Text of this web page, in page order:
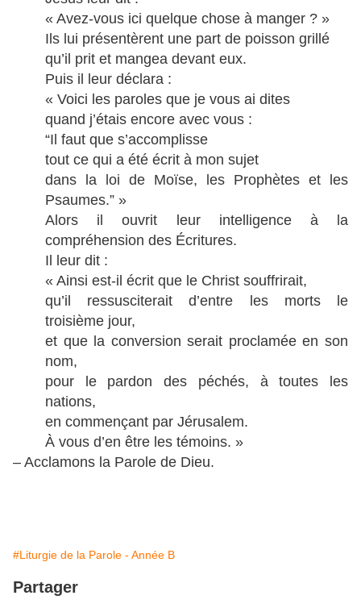
« Avez-vous ici quelque chose à manger ? »
Ils lui présentèrent une part de poisson grillé
qu’il prit et mangea devant eux.
Puis il leur déclara :
« Voici les paroles que je vous ai dites
quand j’étais encore avec vous :
“Il faut que s’accomplisse
tout ce qui a été écrit à mon sujet
dans la loi de Moïse, les Prophètes et les
Psaumes.” »
Alors il ouvrit leur intelligence à la
compréhension des Écritures.
Il leur dit :
« Ainsi est-il écrit que le Christ souffrirait,
qu’il ressusciterait d’entre les morts le
troisième jour,
et que la conversion serait proclamée en son
nom,
pour le pardon des péchés, à toutes les
nations,
en commençant par Jérusalem.
À vous d’en être les témoins. »
– Acclamons la Parole de Dieu.
#Liturgie de la Parole - Année B
Partager